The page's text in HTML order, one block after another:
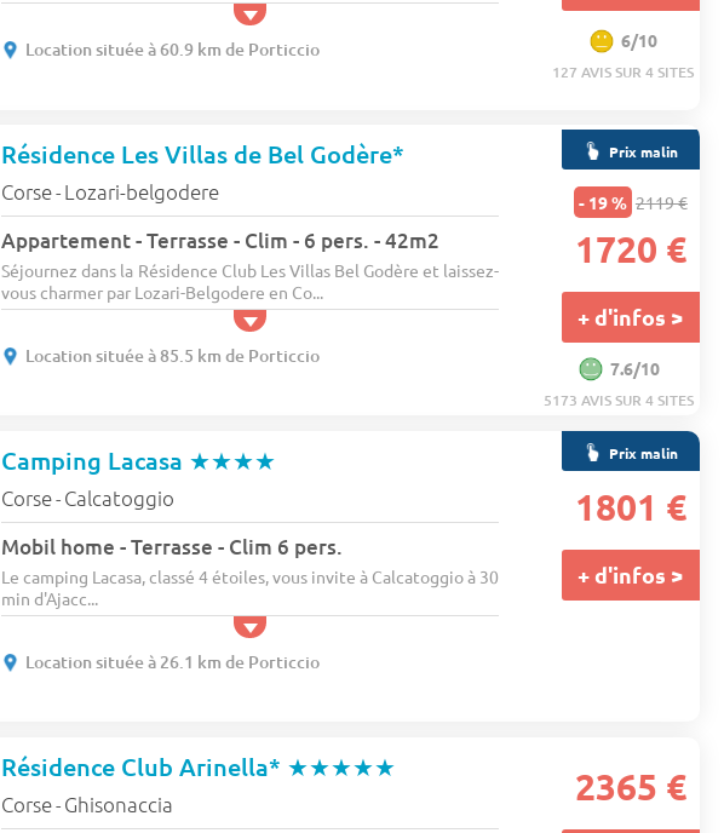
Location située à 60.9 km de Porticcio 6/10
127 AVIS SUR 4 SITES
Résidence Les Villas de Bel Godère*
Corse- Lozari-belgodere
Appartement - Terrasse - Clim - 6 pers. - 42m2
Séjournez dans la Résidence Club Les Villas Bel Godère et laissez-
vous charmer par Lozari-Belgodere en Co...
Location située à 85.5 km de Porticcio
Prix malin
- 19 % 2119 €
1720 €
+ d'infos >
7.6/10
5173 AVIS SUR 4 SITES
Camping Lacasa ★★★★
Corse- Calcatoggio
Mobil home - Terrasse - Clim 6 pers.
Le camping Lacasa, classé 4 étoiles, vous invite à Calcatoggio à 30
min d'Ajacc...
Location située à 26.1 km de Porticcio
Prix malin
1801 €
+ d'infos >
Résidence Club Arinella* ★★★★★
Corse- Ghisonaccia 2365 €